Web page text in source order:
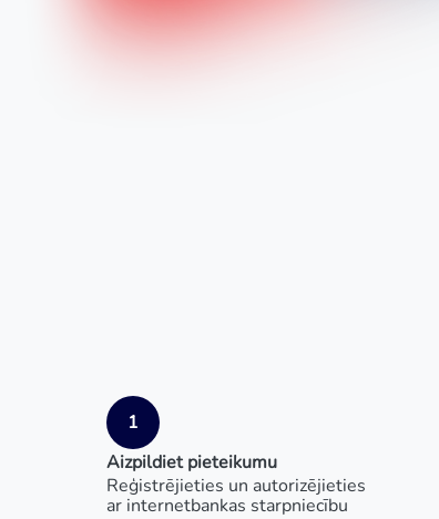
1
Aizpildiet pieteikumu
Reģistrējieties un autorizējieties
ar internetbankas starpniecību